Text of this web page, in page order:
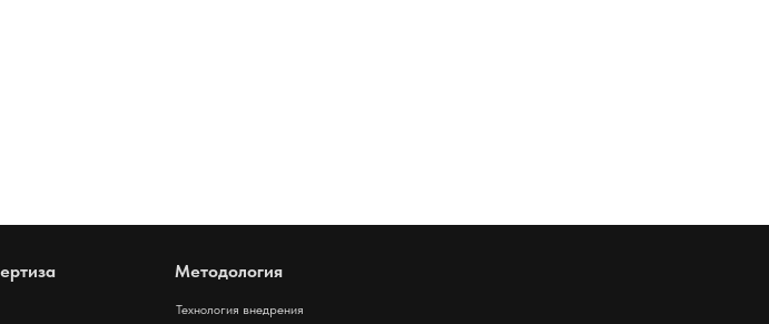
Методология
Технология внедрения